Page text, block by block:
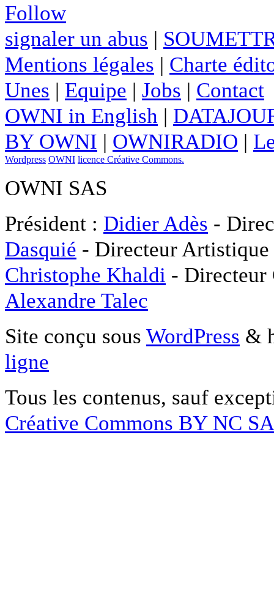
Follow
signaler un abus |
Mentions légales | Charte
Unes | Equipe | Jobs | Contact
OWNI in English |
BY OWNI | OWNIRADIO |
Wordpress OWNI licence Créative Commons.
OWNI SAS
Président : Didier Adès -
Dasquié - Directeur
Christophe Khaldi -
Alexandre Talec
Site conçu sous WordPress &
ligne
Tous les contenus, sauf
Créative Commons BY NC SA